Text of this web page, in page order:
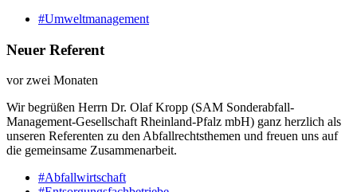
#Umweltmanagement
Neuer Referent
vor zwei Monaten
Wir begrüßen Herrn Dr. Olaf Kropp (SAM Sonderabfall-
Management-Gesellschaft Rheinland-Pfalz mbH) ganz herzlich als
unseren Referenten zu den Abfallrechtsthemen und freuen uns auf
die gemeinsame Zusammenarbeit.
#Abfallwirtschaft